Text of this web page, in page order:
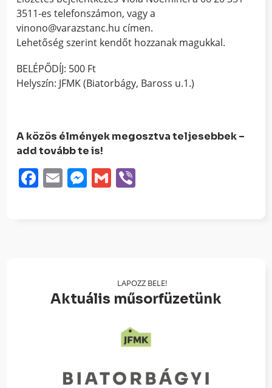
3511-es telefonszámon, vagy a
vinono@varazstanc.hu címen.
Lehetőség szerint kendőt hozzanak magukkal.
BELÉPŐDÍJ: 500 Ft
Helyszín: JFMK (Biatorbágy, Baross u.1.)
A közös élmények megosztva teljesebbek –
add tovább te is!
Facebook
EmailMessenger
Gmail
LAPOZZ BELE!
Aktuális műsorfüzetünk